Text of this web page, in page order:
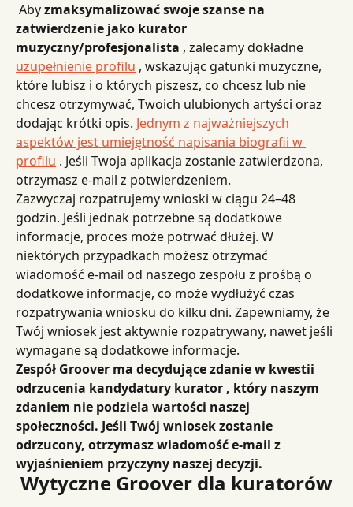
Aby zmaksymalizować swoje szanse na
zatwierdzenie jako kurator
muzyczny/profesjonalista , zalecamy dokładne
uzupełnienie profilu , wskazując gatunki muzyczne,
które lubisz i o których piszesz, co chcesz lub nie
chcesz otrzymywać, Twoich ulubionych artyści oraz
dodając krótki opis. Jednym z najważniejszych
aspektów jest umiejętność napisania biografii w
profilu . Jeśli Twoja aplikacja zostanie zatwierdzona,
otrzymasz e-mail z potwierdzeniem.
Zazwyczaj rozpatrujemy wnioski w ciągu 24–48
godzin. Jeśli jednak potrzebne są dodatkowe
informacje, proces może potrwać dłużej. W
niektórych przypadkach możesz otrzymać
wiadomość e-mail od naszego zespołu z prośbą o
dodatkowe informacje, co może wydłużyć czas
rozpatrywania wniosku do kilku dni. Zapewniamy, że
Twój wniosek jest aktywnie rozpatrywany, nawet jeśli
wymagane są dodatkowe informacje.
Zespół Groover ma decydujące zdanie w kwestii
odrzucenia kandydatury kurator , który naszym
zdaniem nie podziela wartości naszej
społeczności. Jeśli Twój wniosek zostanie
odrzucony, otrzymasz wiadomość e-mail z
wyjaśnieniem przyczyny naszej decyzji.
Wytyczne Groover dla kuratorów